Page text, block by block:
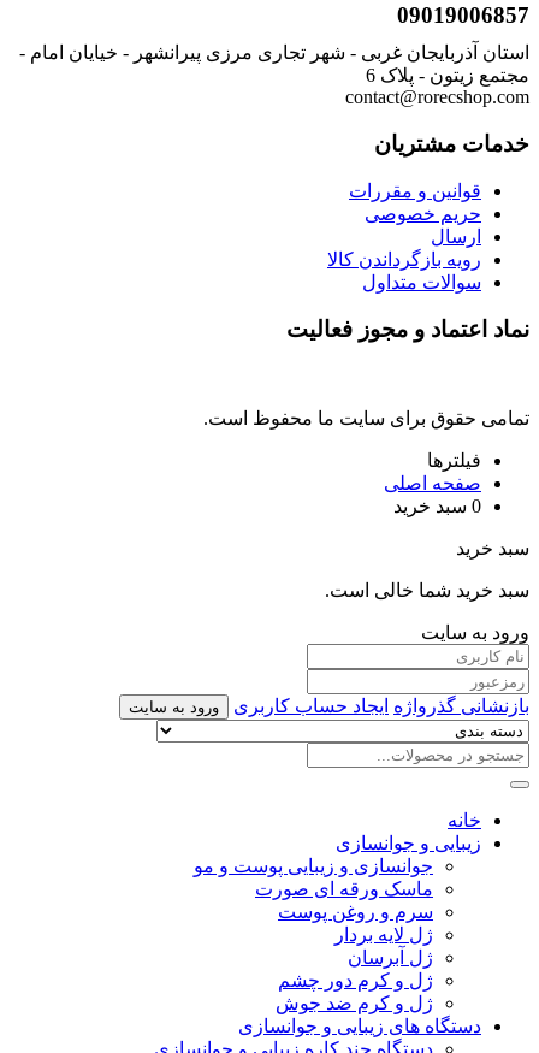
09019006857
استان آذربایجان غربی - شهر تجاری مرزی پیرانشهر - خیایان امام -
مجتمع زیتون - پلاک 6
contact@rorecshop.com
خدمات مشتریان
قوانین و مقررات
حریم خصوصی
ارسال
رویه بازگرداندن کالا
سوالات متداول
نماد اعتماد و مجوز فعالیت
تمامی حقوق برای سایت ما محفوظ است.
فیلترها
صفحه اصلی
0 سبد خرید
سبد خرید
سبد خرید شما خالی است.
ورود به سایت
بازنشانی گذرواژه ایجاد حساب کاربری ورود به سایت
خانه
زیبایی و جوانسازی
جوانسازی و زیبایی پوست و مو
ماسک ورقه ای صورت
سرم و روغن پوست
ژل لایه بردار
ژل آبرسان
ژل و کرم دور چشم
ژل و کرم ضد جوش
دستگاه های زیبایی و جوانسازی
دستگاه چند کاره زیبایی و جوانسازی